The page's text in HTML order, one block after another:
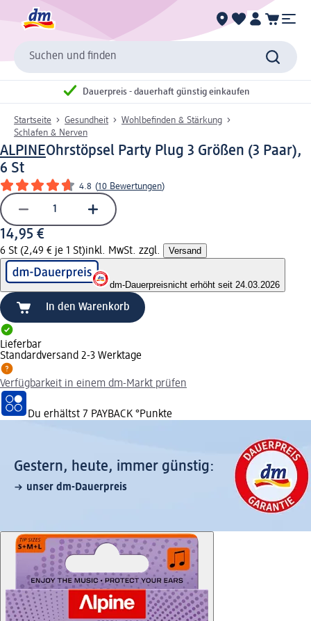
Suchen und finden
Dauerpreis - dauerhaft günstig einkaufen
Startseite Gesundheit
Wohlbefinden & Stärkung
Schlafen & Nerven
ALPINEOhrstöpsel Party Plug 3 Größen (3 Paar),
6 St
4.8 (10 Bewertungen)
14,95 €
6 St (2,49 € je 1 St)inkl. MwSt. zzgl. Versand
dm-Dauerpreisnicht erhöht seit 24.03.2026
In den Warenkorb
Lieferbar
Standardversand 2-3 Werktage
Verfügbarkeit in einem dm-Markt prüfen
Du erhältst 7 PAYBACK °Punkte
Gestern, heute, immer günstig:
unser dm-Dauerpreis